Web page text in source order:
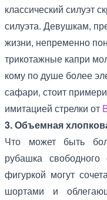
классический силуэт
силуэта. Девушкам,
жизни, непременно
трикотажные капри
кому по душе более
сафари, стоит
имитацией стрелки от
3. Объемная
Что может быть
рубашка
фигуркой могут
шортами и